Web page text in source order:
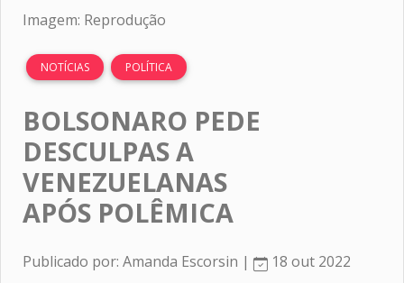
Imagem: Reprodução
NOTÍCIAS POLÍTICA
BOLSONARO PEDE
DESCULPAS A
VENEZUELANAS
APÓS POLÊMICA
Publicado por: Amanda Escorsin | 18 out 2022